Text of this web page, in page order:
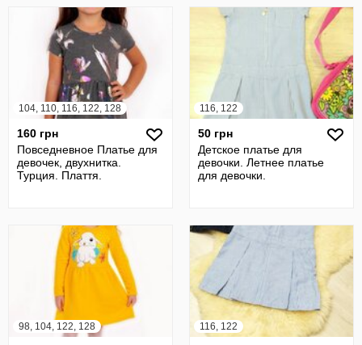
104, 110, 116, 122, 128
160 грн
Повседневное Платье для
девочек, двухнитка.
Турция. Плаття.
116, 122
50 грн
Детское платье для
девочки. Летнее платье
для девочки.
98, 104, 122, 128 116, 122